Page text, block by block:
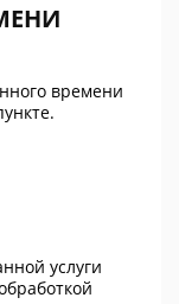
времени
услуги